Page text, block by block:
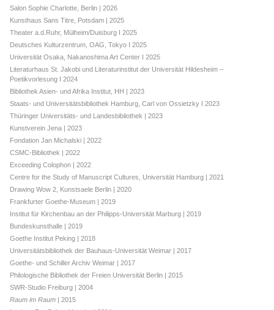
Salon Sophie Charlotte, Berlin | 2026
Kunsthaus Sans Titre, Potsdam | 2025
Theater a.d.Ruhr, Mülheim/Duisburg I 2025
Deutsches Kulturzentrum, OAG, Tokyo I 2025
Universität Osaka, Nakanoshima Art Center I 2025
Literaturhaus St. Jakobi und Literaturinstitut der Universität Hildesheim –
Poetikvorlesung I 2024
Bibliothek Asien- und Afrika Institut, HH | 2023
Staats- und Universitätsbibliothek Hamburg, Carl von Ossietzky I 2023
Thüringer Universitäts- und Landesbibliothek | 2023
Kunstverein Jena | 2023
Fondation Jan Michalski | 2022
CSMC-Bibliothek | 2022
Exceeding Colophon | 2022
Centre for the Study of Manuscript Cultures, Universität Hamburg | 2021
Drawing Wow 2, Kunstsaele Berlin | 2020
Frankfurter Goethe-Museum | 2019
Institut für Kirchenbau an der Philipps-Universität Marburg | 2019
Bundeskunsthalle | 2019
Goethe Institut Peking | 2018
Universitätsbibliothek der Bauhaus-Universität Weimar | 2017
Goethe- und Schiller Archiv Weimar | 2017
Philologische Bibliothek der Freien Universität Berlin | 2015
SWR-Studio Freiburg | 2004
Raum im Raum | 2015